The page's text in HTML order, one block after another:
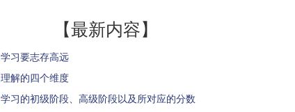
【最新内容】
学习要志存高远
理解的四个维度
学习的初级阶段、高级阶段以及所对应的分数